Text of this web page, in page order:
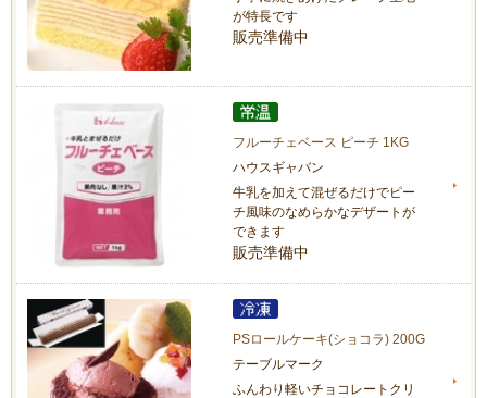
が特長です
販売準備中
フルーチェベース ピーチ 1KG
ハウスギャバン
牛乳を加えて混ぜるだけでピー
チ風味のなめらかなデザートが
できます
販売準備中
PSロールケーキ(ショコラ) 200G
テーブルマーク
ふんわり軽いチョコレートクリ